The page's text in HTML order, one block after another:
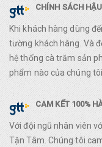
CHÍNH SÁCH
Khi khách hàng dùng
tường khách hàng. Và
hệ thống cà trăm sản
phẩm nào của chúng
CAM KẾT 100%
Với đội ngũ nhân viên
Tận Tâm. Chúng tôi